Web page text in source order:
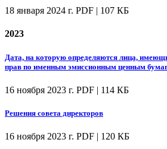
18 января 2024 г. PDF | 107 КБ
2023
Дата, на которую определяются лица,
прав по именным эмиссионным ценным
16 ноября 2023 г. PDF | 114 КБ
Решения совета директоров
16 ноября 2023 г. PDF | 120 КБ